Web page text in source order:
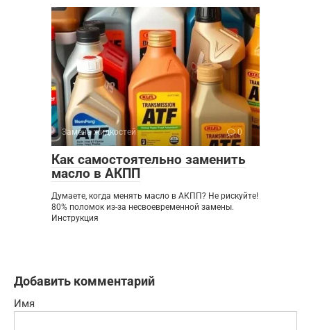
Замена жидкостей 0
Как самостоятельно заменить
масло в АКПП
Думаете, когда менять масло в АКПП? Не рискуйте!
80% поломок из-за несвоевременной замены.
Инструкция
Добавить комментарий
Имя